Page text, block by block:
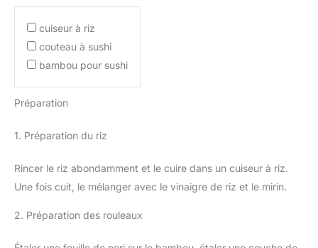
cuiseur à riz
couteau à sushi
bambou pour sushi
Préparation
1. Préparation du riz
Rincer le riz abondamment et le cuire dans un cuiseur à riz.
Une fois cuit, le mélanger avec le vinaigre de riz et le mirin.
2. Préparation des rouleaux